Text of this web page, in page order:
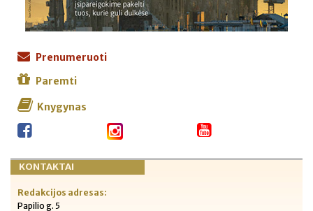
Prenumeruoti
Paremti
Knygynas
KONTAKTAI
Redakcijos adresas:
Papilio g. 5